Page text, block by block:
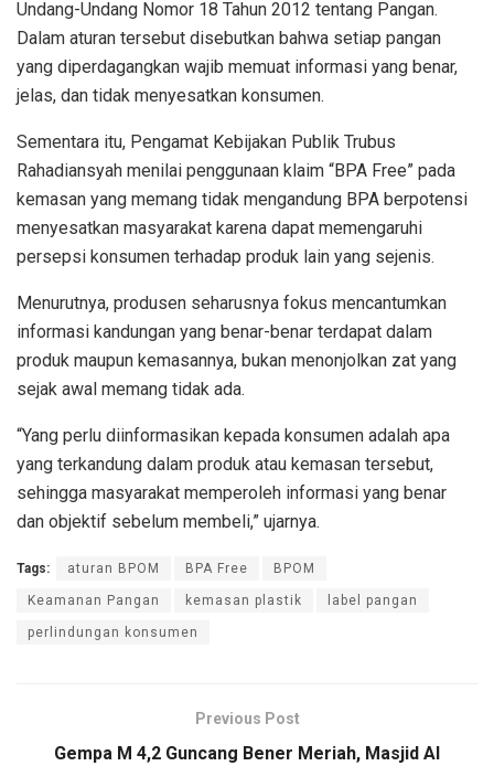
Undang-Undang Nomor 18 Tahun 2012 tentang Pangan.
Dalam aturan tersebut disebutkan bahwa setiap pangan
yang diperdagangkan wajib memuat informasi yang benar,
jelas, dan tidak menyesatkan konsumen.
Sementara itu, Pengamat Kebijakan Publik Trubus
Rahadiansyah menilai penggunaan klaim “BPA Free” pada
kemasan yang memang tidak mengandung BPA berpotensi
menyesatkan masyarakat karena dapat memengaruhi
persepsi konsumen terhadap produk lain yang sejenis.
Menurutnya, produsen seharusnya fokus mencantumkan
informasi kandungan yang benar-benar terdapat dalam
produk maupun kemasannya, bukan menonjolkan zat yang
sejak awal memang tidak ada.
“Yang perlu diinformasikan kepada konsumen adalah apa
yang terkandung dalam produk atau kemasan tersebut,
sehingga masyarakat memperoleh informasi yang benar
dan objektif sebelum membeli,” ujarnya.
Tags: aturan BPOM BPA Free BPOM
Keamanan Pangan kemasan plastik label pangan
perlindungan konsumen
Previous Post
Gempa M 4,2 Guncang Bener Meriah, Masjid Al